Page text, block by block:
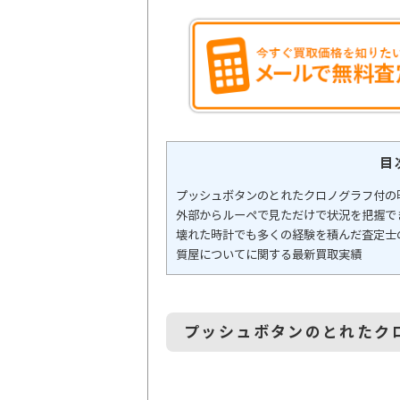
目
プッシュボタンのとれたクロノグラフ付
外部からルーペで見ただけで状況を把握
壊れた時計でも多くの経験を積んだ査定
質屋についてに関する最新買取実績
プッシュボタンのとれた